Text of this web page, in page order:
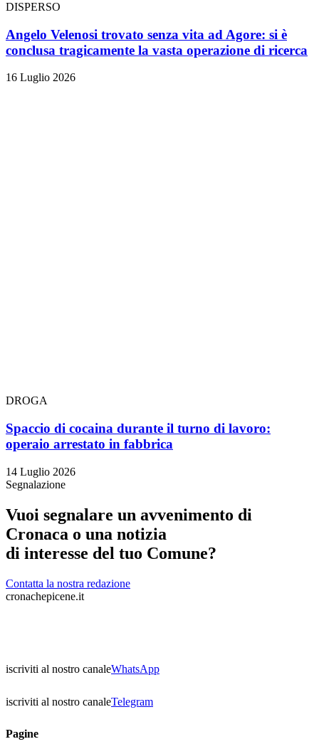
DISPERSO
Angelo Velenosi trovato senza vita ad Agore: si è
conclusa tragicamente la vasta operazione di ricerca
16 Luglio 2026
DROGA
Spaccio di cocaina durante il turno di lavoro:
operaio arrestato in fabbrica
14 Luglio 2026
Segnalazione
Vuoi segnalare un avvenimento di
Cronaca o una notizia
di interesse del tuo Comune?
Contatta la nostra redazione
cronachepicene.it
iscriviti al nostro canaleWhatsApp
iscriviti al nostro canaleTelegram
Pagine